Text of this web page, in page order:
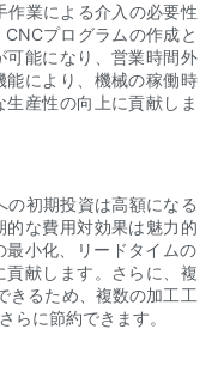
作業による介入の必要性
プログラムの作成と
能になり、営業時間外
により、機械の稼働時
産性の向上に貢献しま
の初期投資は高額になる
な費用対効果は魅力的
小化、リードタイムの​​
献します。さらに、複
きるため、複数の加工工
らに節約できます。